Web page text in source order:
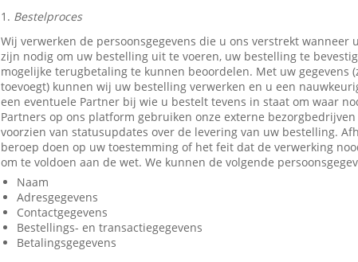
1. Bestelproces
Wij verwerken de persoonsgegevens die u ons verstrekt wanneer
zijn nodig om uw bestelling uit te voeren, uw bestelling te
mogelijke terugbetaling te kunnen beoordelen. Met uw gegevens
toevoegt) kunnen wij uw bestelling verwerken en u een
een eventuele Partner bij wie u bestelt tevens in staat om waar
Partners op ons platform gebruiken onze externe
voorzien van statusupdates over de levering van uw bestelling.
beroep doen op uw toestemming of het feit dat de verwerking
om te voldoen aan de wet. We kunnen de volgende
Naam
Adresgegevens
Contactgegevens
Bestellings- en transactiegegevens
Betalingsgegevens